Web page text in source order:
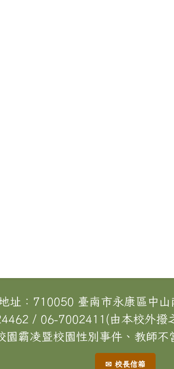
址：710050 臺南市永康區中山
/ 06-7002411(由本校外撥
霸凌暨校園性別事件、教師不
✉ 校長信箱